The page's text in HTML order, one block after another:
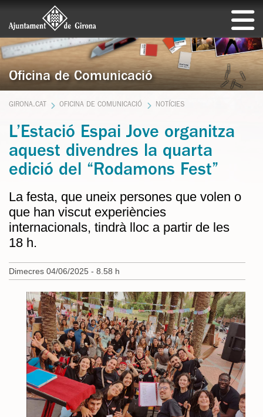
Oficina de Comunicació
GIRONA.CAT OFICINA DE COMUNICACIÓ NOTÍCIES
L’Estació Espai Jove organitza
aquest divendres la quarta
edició del “Rodamons Fest”
La festa, que uneix persones que volen o
que han viscut experiències
internacionals, tindrà lloc a partir de les
18 h.
Dimecres 04/06/2025 - 8.58 h